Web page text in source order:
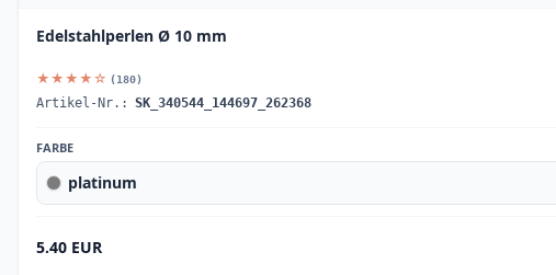
Edelstahlperlen Ø 10 mm
★★★★☆ (180)
Artikel-Nr.: SK_340544_144697_262368
FARBE
platinum
5.40 EUR